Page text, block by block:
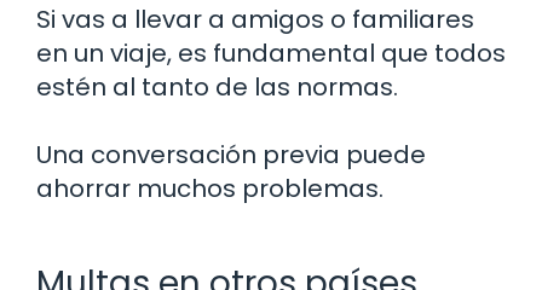
Si vas a llevar a amigos o familiares
en un viaje, es fundamental que todos
estén al tanto de las normas.
Una conversación previa puede
ahorrar muchos problemas.